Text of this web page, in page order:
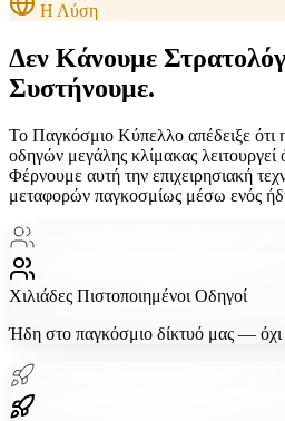
Η Λύση
Δεν Κάνουμε
Συστήνουμε.
Το Παγκόσμιο Κύπελλο απέδειξε ότι
οδηγών μεγάλης κλίμακας λειτουργεί
Φέρνουμε αυτή την επιχειρησιακή
μεταφορών παγκοσμίως μέσω ενός
Χιλιάδες Πιστοποιημένοι Οδηγοί
Ήδη στο παγκόσμιο δίκτυό μας — όχι